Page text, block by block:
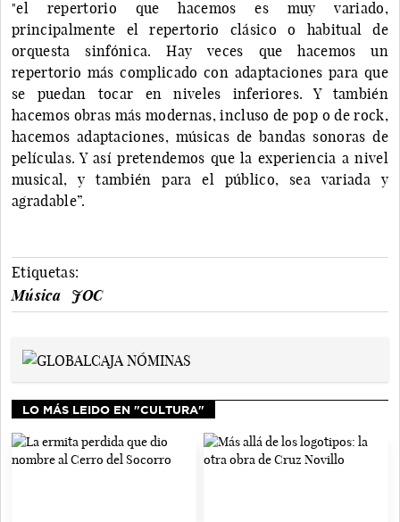
"el repertorio que hacemos es muy variado,
principalmente el repertorio clásico o habitual de
orquesta sinfónica. Hay veces que hacemos un
repertorio más complicado con adaptaciones para que
se puedan tocar en niveles inferiores. Y también
hacemos obras más modernas, incluso de pop o de rock,
hacemos adaptaciones, músicas de bandas sonoras de
películas. Y así pretendemos que la experiencia a nivel
musical, y también para el público, sea variada y
agradable”.
Etiquetas:
Música
JOC
LO MÁS LEIDO EN "CULTURA"